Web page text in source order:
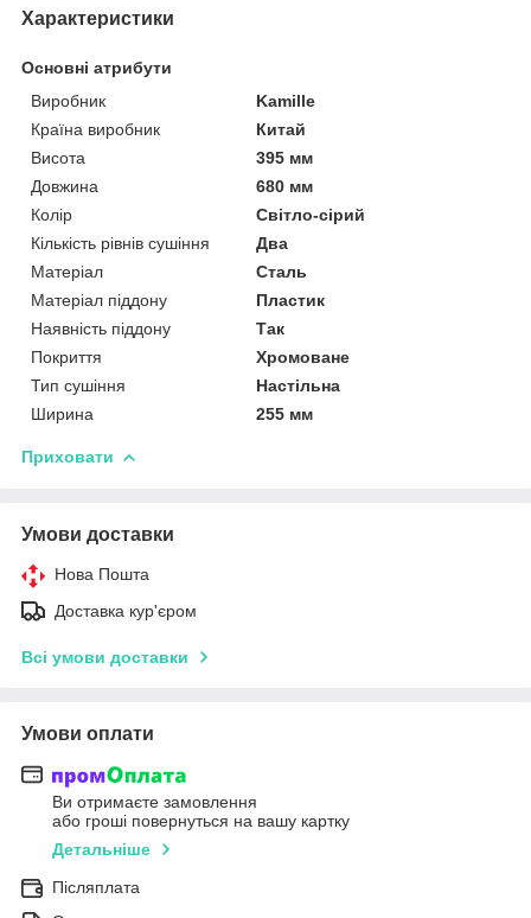
Характеристики
Основні атрибути
Виробник
Kamille
Країна виробник
Китай
Висота
395 мм
Довжина
680 мм
Колір
Світло-сірий
Кількість рівнів сушіння
Два
Матеріал
Сталь
Матеріал піддону
Пластик
Наявність піддону
Так
Покриття
Хромоване
Тип сушіння
Настільна
Ширина
255 мм
Приховати
Умови доставки
Нова Пошта
Доставка кур'єром
Всі умови доставки
Умови оплати
Ви отримаєте замовлення
або гроші повернуться на вашу картку
Детальніше
Післяплата